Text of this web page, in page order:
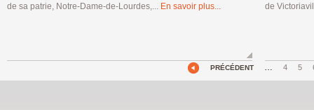
de sa patrie, Notre-Dame-de-Lourdes,... En savoir plus...
de
PRÉCÉDENT … 4 5